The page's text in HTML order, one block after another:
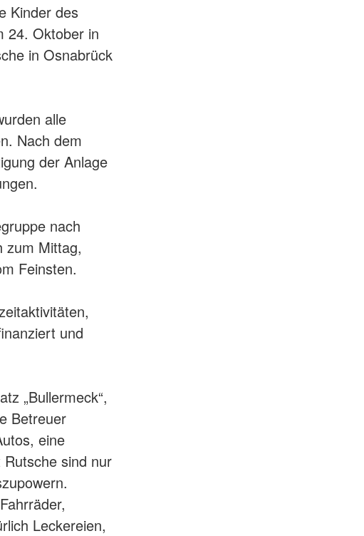
Kinder des
24. Oktober in
in Osnabrück
alle
Nach dem
der Anlage
nach
zum Mittag,
Feinsten.
und
„Bullermeck“,
Betreuer
eine
sind nur
Leckereien,